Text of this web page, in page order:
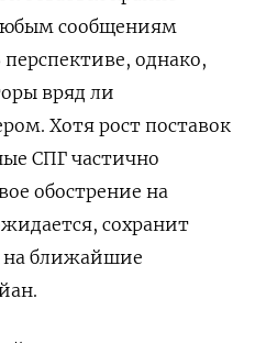
сообщениям
однако,
вряд ли
Хотя рост поставок
СПГ ⁠частично
обострение на
сохранит
на ближайшие